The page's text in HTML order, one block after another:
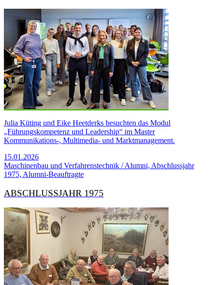
Julia Küting und Eike Heetderks besuchten das Modul
„Führungskompetenz und Leadership“ im Master
Kommunikations-, Multimedia- und Marktmanagement.
15.01.2026
Maschinenbau und Verfahrenstechnik / Alumni, Abschlussjahr
1975, Alumni-Beauftragte
AB­SCHLUSS­JAHR 1975